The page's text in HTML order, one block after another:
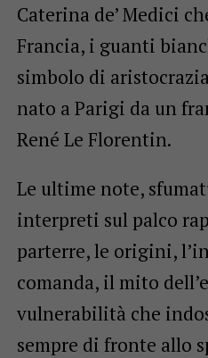
Caterina de’ Medici
Francia, i guanti
simbolo di
nato a Parigi da un
René Le Florentin.
Le ultime note,
interpreti sul palco
parterre, le origini,
comanda, il mito
vulnerabilità che
sempre di fronte allo